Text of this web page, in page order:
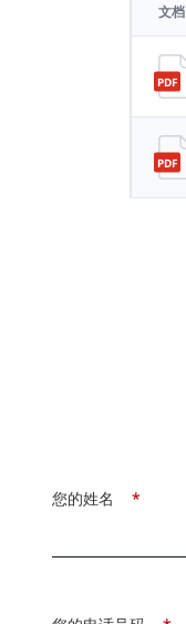
文档
*
您的姓名